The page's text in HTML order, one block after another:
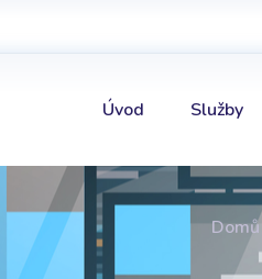
Úvod Služby
Domů